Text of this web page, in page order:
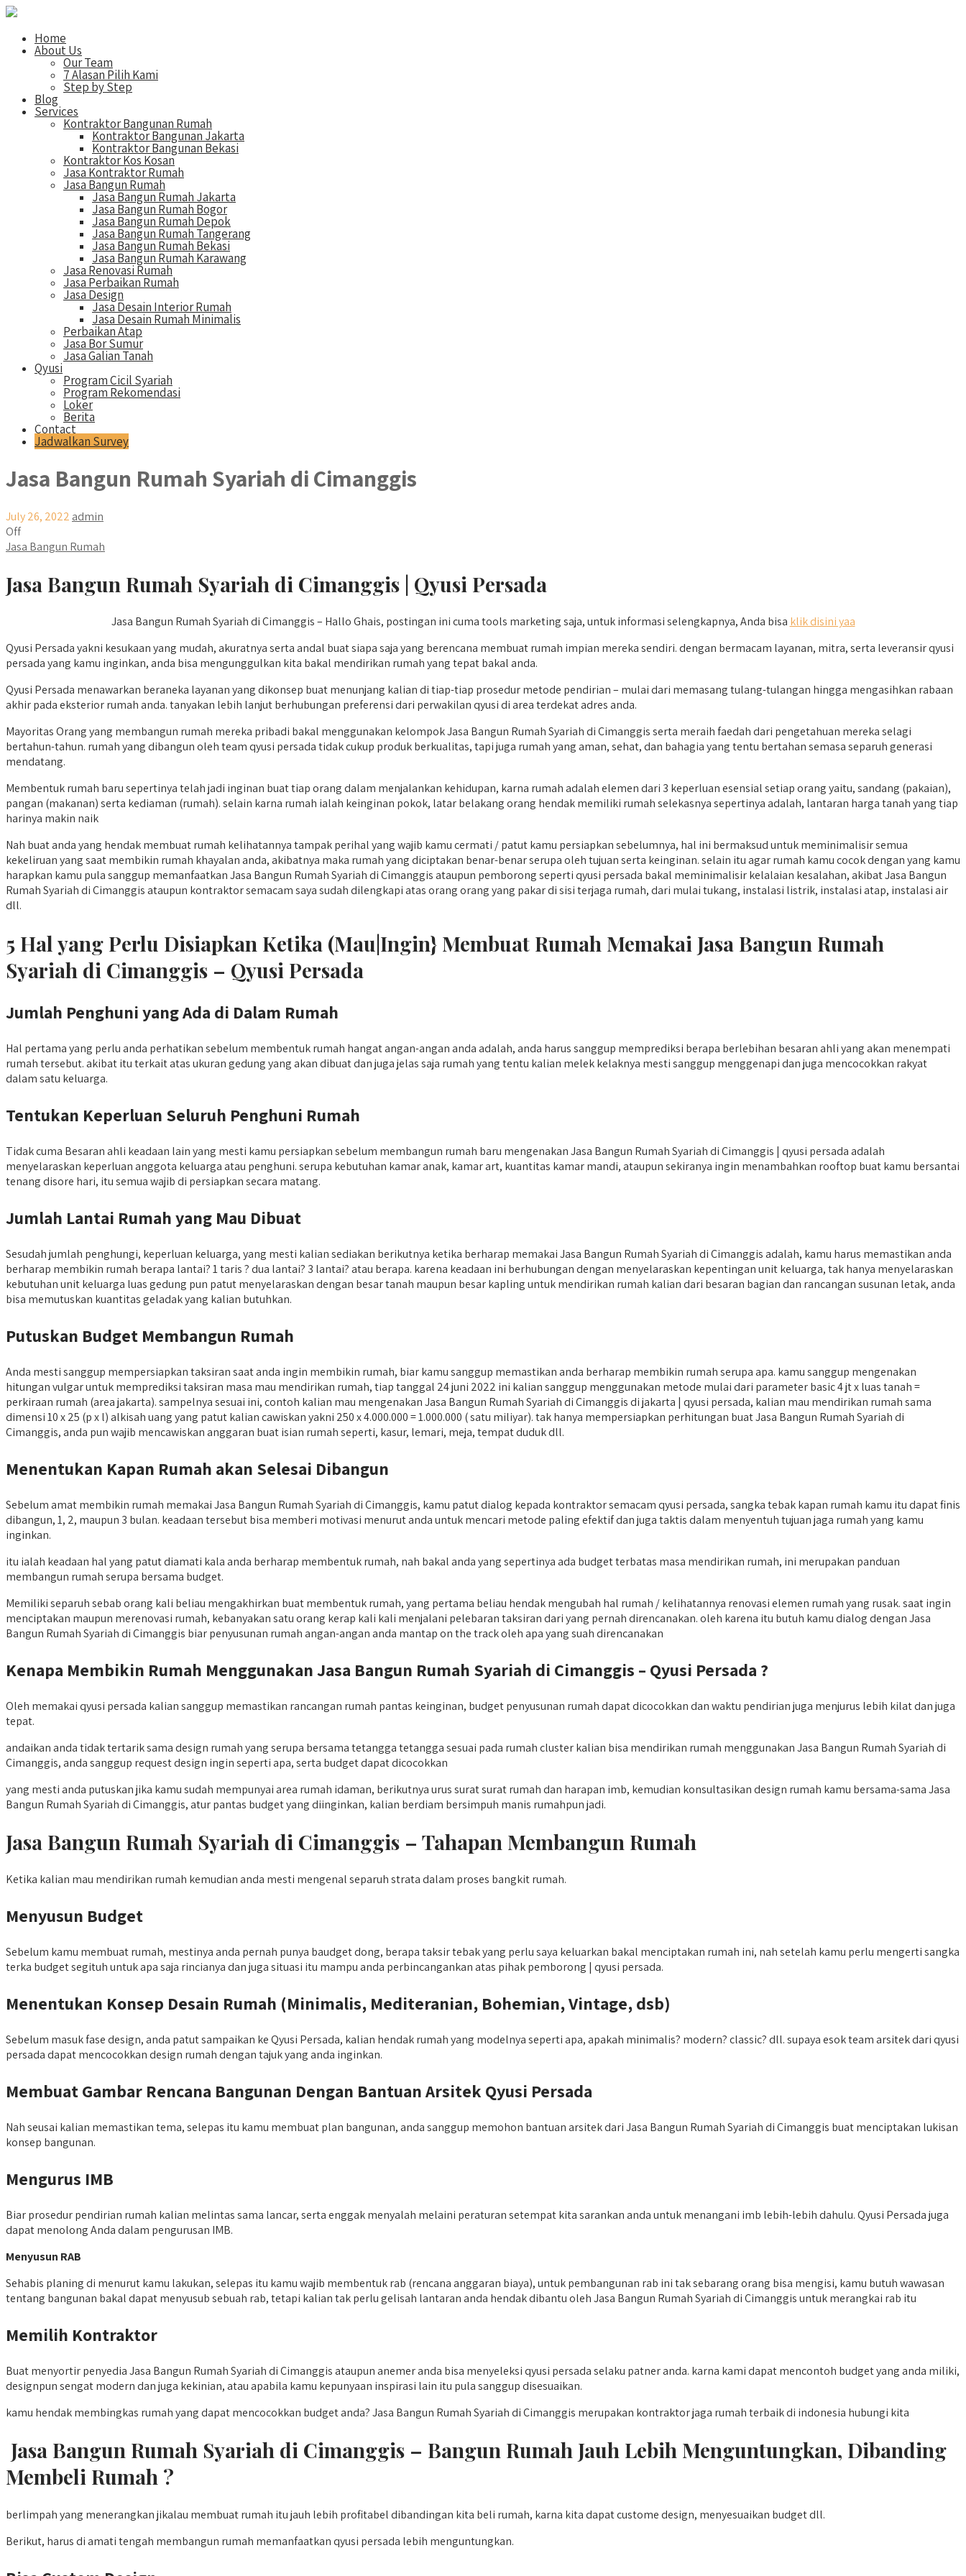
Home
About Us
Our Team
7 Alasan Pilih Kami
Step by Step
Blog
Services
Kontraktor Bangunan Rumah
Kontraktor Bangunan Jakarta
Kontraktor Bangunan Bekasi
Kontraktor Kos Kosan
Jasa Kontraktor Rumah
Jasa Bangun Rumah
Jasa Bangun Rumah Jakarta
Jasa Bangun Rumah Bogor
Jasa Bangun Rumah Depok
Jasa Bangun Rumah Tangerang
Jasa Bangun Rumah Bekasi
Jasa Bangun Rumah Karawang
Jasa Renovasi Rumah
Jasa Perbaikan Rumah
Jasa Design
Jasa Desain Interior Rumah
Jasa Desain Rumah Minimalis
Perbaikan Atap
Jasa Bor Sumur
Jasa Galian Tanah
Qyusi
Program Cicil Syariah
Program Rekomendasi
Loker
Berita
Contact
Jadwalkan Survey
Jasa Bangun Rumah Syariah di Cimanggis
July 26, 2022 admin
Off
Jasa Bangun Rumah
Jasa Bangun Rumah Syariah di Cimanggis | Qyusi Persada
Jasa Bangun Rumah Syariah di Cimanggis – Hallo Ghais, postingan ini cuma tools marketing saja, untuk informasi selengkapnya, Anda bisa klik disini yaa
Qyusi Persada yakni kesukaan yang mudah, akuratnya serta andal buat siapa saja yang berencana membuat rumah impian mereka sendiri. dengan bermacam layanan, mitra, serta leveransir qyusi
persada yang kamu inginkan, anda bisa mengunggulkan kita bakal mendirikan rumah yang tepat bakal anda.
Qyusi Persada menawarkan beraneka layanan yang dikonsep buat menunjang kalian di tiap-tiap prosedur metode pendirian – mulai dari memasang tulang-tulangan hingga mengasihkan rabaan
akhir pada eksterior rumah anda. tanyakan lebih lanjut berhubungan preferensi dari perwakilan qyusi di area terdekat adres anda.
Mayoritas Orang yang membangun rumah mereka pribadi bakal menggunakan kelompok Jasa Bangun Rumah Syariah di Cimanggis serta meraih faedah dari pengetahuan mereka selagi
bertahun-tahun. rumah yang dibangun oleh team qyusi persada tidak cukup produk berkualitas, tapi juga rumah yang aman, sehat, dan bahagia yang tentu bertahan semasa separuh generasi
mendatang.
Membentuk rumah baru sepertinya telah jadi inginan buat tiap orang dalam menjalankan kehidupan, karna rumah adalah elemen dari 3 keperluan esensial setiap orang yaitu, sandang (pakaian),
pangan (makanan) serta kediaman (rumah). selain karna rumah ialah keinginan pokok, latar belakang orang hendak memiliki rumah selekasnya sepertinya adalah, lantaran harga tanah yang tiap
harinya makin naik
Nah buat anda yang hendak membuat rumah kelihatannya tampak perihal yang wajib kamu cermati / patut kamu persiapkan sebelumnya, hal ini bermaksud untuk meminimalisir semua
kekeliruan yang saat membikin rumah khayalan anda, akibatnya maka rumah yang diciptakan benar-benar serupa oleh tujuan serta keinginan. selain itu agar rumah kamu cocok dengan yang kamu
harapkan kamu pula sanggup memanfaatkan Jasa Bangun Rumah Syariah di Cimanggis ataupun pemborong seperti qyusi persada bakal meminimalisir kelalaian kesalahan, akibat Jasa Bangun
Rumah Syariah di Cimanggis ataupun kontraktor semacam saya sudah dilengkapi atas orang orang yang pakar di sisi terjaga rumah, dari mulai tukang, instalasi listrik, instalasi atap, instalasi air
dll.
5 Hal yang Perlu Disiapkan Ketika (Mau|Ingin} Membuat Rumah Memakai Jasa Bangun Rumah
Syariah di Cimanggis – Qyusi Persada
Jumlah Penghuni yang Ada di Dalam Rumah
Hal pertama yang perlu anda perhatikan sebelum membentuk rumah hangat angan-angan anda adalah, anda harus sanggup memprediksi berapa berlebihan besaran ahli yang akan menempati
rumah tersebut. akibat itu terkait atas ukuran gedung yang akan dibuat dan juga jelas saja rumah yang tentu kalian melek kelaknya mesti sanggup menggenapi dan juga mencocokkan rakyat
dalam satu keluarga.
Tentukan Keperluan Seluruh Penghuni Rumah
Tidak cuma Besaran ahli keadaan lain yang mesti kamu persiapkan sebelum membangun rumah baru mengenakan Jasa Bangun Rumah Syariah di Cimanggis | qyusi persada adalah
menyelaraskan keperluan anggota keluarga atau penghuni. serupa kebutuhan kamar anak, kamar art, kuantitas kamar mandi, ataupun sekiranya ingin menambahkan rooftop buat kamu bersantai
tenang disore hari, itu semua wajib di persiapkan secara matang.
Jumlah Lantai Rumah yang Mau Dibuat
Sesudah jumlah penghungi, keperluan keluarga, yang mesti kalian sediakan berikutnya ketika berharap memakai Jasa Bangun Rumah Syariah di Cimanggis adalah, kamu harus memastikan anda
berharap membikin rumah berapa lantai? 1 taris ? dua lantai? 3 lantai? atau berapa. karena keadaan ini berhubungan dengan menyelaraskan kepentingan unit keluarga, tak hanya menyelaraskan
kebutuhan unit keluarga luas gedung pun patut menyelaraskan dengan besar tanah maupun besar kapling untuk mendirikan rumah kalian dari besaran bagian dan rancangan susunan letak, anda
bisa memutuskan kuantitas geladak yang kalian butuhkan.
Putuskan Budget Membangun Rumah
Anda mesti sanggup mempersiapkan taksiran saat anda ingin membikin rumah, biar kamu sanggup memastikan anda berharap membikin rumah serupa apa. kamu sanggup mengenakan
hitungan vulgar untuk memprediksi taksiran masa mau mendirikan rumah, tiap tanggal 24 juni 2022 ini kalian sanggup menggunakan metode mulai dari parameter basic 4 jt x luas tanah =
perkiraan rumah (area jakarta). sampelnya sesuai ini, contoh kalian mau mengenakan Jasa Bangun Rumah Syariah di Cimanggis di jakarta | qyusi persada, kalian mau mendirikan rumah sama
dimensi 10 x 25 (p x l) alkisah uang yang patut kalian cawiskan yakni 250 x 4.000.000 = 1.000.000 ( satu miliyar). tak hanya mempersiapkan perhitungan buat Jasa Bangun Rumah Syariah di
Cimanggis, anda pun wajib mencawiskan anggaran buat isian rumah seperti, kasur, lemari, meja, tempat duduk dll.
Menentukan Kapan Rumah akan Selesai Dibangun
Sebelum amat membikin rumah memakai Jasa Bangun Rumah Syariah di Cimanggis, kamu patut dialog kepada kontraktor semacam qyusi persada, sangka tebak kapan rumah kamu itu dapat finis
dibangun, 1, 2, maupun 3 bulan. keadaan tersebut bisa memberi motivasi menurut anda untuk mencari metode paling efektif dan juga taktis dalam menyentuh tujuan jaga rumah yang kamu
inginkan.
itu ialah keadaan hal yang patut diamati kala anda berharap membentuk rumah, nah bakal anda yang sepertinya ada budget terbatas masa mendirikan rumah, ini merupakan panduan
membangun rumah serupa bersama budget.
Memiliki separuh sebab orang kali beliau mengakhirkan buat membentuk rumah, yang pertama beliau hendak mengubah hal rumah / kelihatannya renovasi elemen rumah yang rusak. saat ingin
menciptakan maupun merenovasi rumah, kebanyakan satu orang kerap kali kali menjalani pelebaran taksiran dari yang pernah direncanakan. oleh karena itu butuh kamu dialog dengan Jasa
Bangun Rumah Syariah di Cimanggis biar penyusunan rumah angan-angan anda mantap on the track oleh apa yang suah direncanakan
Kenapa Membikin Rumah Menggunakan Jasa Bangun Rumah Syariah di Cimanggis – Qyusi Persada ?
Oleh memakai qyusi persada kalian sanggup memastikan rancangan rumah pantas keinginan, budget penyusunan rumah dapat dicocokkan dan waktu pendirian juga menjurus lebih kilat dan juga
tepat.
andaikan anda tidak tertarik sama design rumah yang serupa bersama tetangga tetangga sesuai pada rumah cluster kalian bisa mendirikan rumah menggunakan Jasa Bangun Rumah Syariah di
Cimanggis, anda sanggup request design ingin seperti apa, serta budget dapat dicocokkan
yang mesti anda putuskan jika kamu sudah mempunyai area rumah idaman, berikutnya urus surat surat rumah dan harapan imb, kemudian konsultasikan design rumah kamu bersama-sama Jasa
Bangun Rumah Syariah di Cimanggis, atur pantas budget yang diinginkan, kalian berdiam bersimpuh manis rumahpun jadi.
Jasa Bangun Rumah Syariah di Cimanggis – Tahapan Membangun Rumah
Ketika kalian mau mendirikan rumah kemudian anda mesti mengenal separuh strata dalam proses bangkit rumah.
Menyusun Budget
Sebelum kamu membuat rumah, mestinya anda pernah punya baudget dong, berapa taksir tebak yang perlu saya keluarkan bakal menciptakan rumah ini, nah setelah kamu perlu mengerti sangka
terka budget segituh untuk apa saja rincianya dan juga situasi itu mampu anda perbincangankan atas pihak pemborong | qyusi persada.
Menentukan Konsep Desain Rumah (Minimalis, Mediteranian, Bohemian, Vintage, dsb)
Sebelum masuk fase design, anda patut sampaikan ke Qyusi Persada, kalian hendak rumah yang modelnya seperti apa, apakah minimalis? modern? classic? dll. supaya esok team arsitek dari qyusi
persada dapat mencocokkan design rumah dengan tajuk yang anda inginkan.
Membuat Gambar Rencana Bangunan Dengan Bantuan Arsitek Qyusi Persada
Nah seusai kalian memastikan tema, selepas itu kamu membuat plan bangunan, anda sanggup memohon bantuan arsitek dari Jasa Bangun Rumah Syariah di Cimanggis buat menciptakan lukisan
konsep bangunan.
Mengurus IMB
Biar prosedur pendirian rumah kalian melintas sama lancar, serta enggak menyalah melaini peraturan setempat kita sarankan anda untuk menangani imb lebih-lebih dahulu. Qyusi Persada juga
dapat menolong Anda dalam pengurusan IMB.
Menyusun RAB
Sehabis planing di menurut kamu lakukan, selepas itu kamu wajib membentuk rab (rencana anggaran biaya), untuk pembangunan rab ini tak sebarang orang bisa mengisi, kamu butuh wawasan
tentang bangunan bakal dapat menyusub sebuah rab, tetapi kalian tak perlu gelisah lantaran anda hendak dibantu oleh Jasa Bangun Rumah Syariah di Cimanggis untuk merangkai rab itu
Memilih Kontraktor
Buat menyortir penyedia Jasa Bangun Rumah Syariah di Cimanggis ataupun anemer anda bisa menyeleksi qyusi persada selaku patner anda. karna kami dapat mencontoh budget yang anda miliki,
designpun sengat modern dan juga kekinian, atau apabila kamu kepunyaan inspirasi lain itu pula sanggup disesuaikan.
kamu hendak membingkas rumah yang dapat mencocokkan budget anda? Jasa Bangun Rumah Syariah di Cimanggis merupakan kontraktor jaga rumah terbaik di indonesia hubungi kita
Jasa Bangun Rumah Syariah di Cimanggis – Bangun Rumah Jauh Lebih Menguntungkan, Dibanding
Membeli Rumah ?
berlimpah yang menerangkan jikalau membuat rumah itu jauh lebih profitabel dibandingan kita beli rumah, karna kita dapat custome design, menyesuaikan budget dll.
Berikut, harus di amati tengah membangun rumah memanfaatkan qyusi persada lebih menguntungkan.